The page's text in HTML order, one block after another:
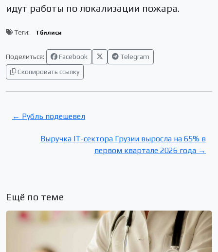
идут работы по локализации пожара.
Теги: Тбилиси
Поделиться: Facebook
Telegram
Скопировать ссылку
← Рубль подешевел
Выручка IT-сектора Грузии выросла на 65% в
первом квартале 2026 года →
Ещё по теме